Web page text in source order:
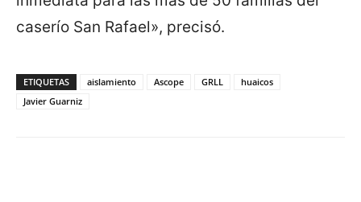
caserío San Rafael», precisó.
ETIQUETAS aislamiento Ascope GRLL
huaicos
Javier Guarniz